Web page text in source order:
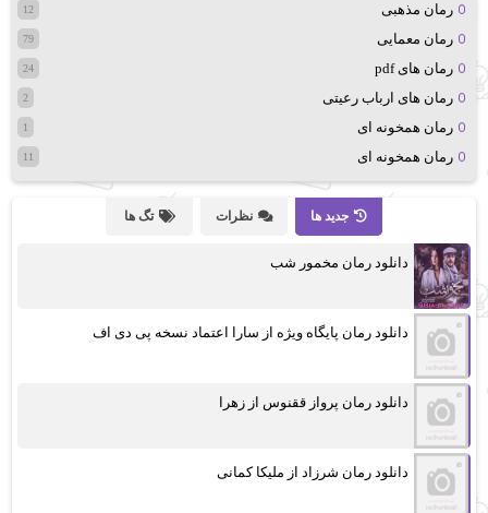
رمان مذهبی 12
رمان معمایی 79
رمان های pdf 24
رمان های ارباب رعیتی 2
رمان همخونه ای 1
رمان همخونه ای 11
جدید ها نظرات تگ ها
دانلود رمان مخمور شب
دانلود رمان پایگاه ویژه از سارا اعتماد نسخه پی دی اف
دانلود رمان پرواز ققنوس از زهرا
دانلود رمان شرزاد از ملیکا کمانی